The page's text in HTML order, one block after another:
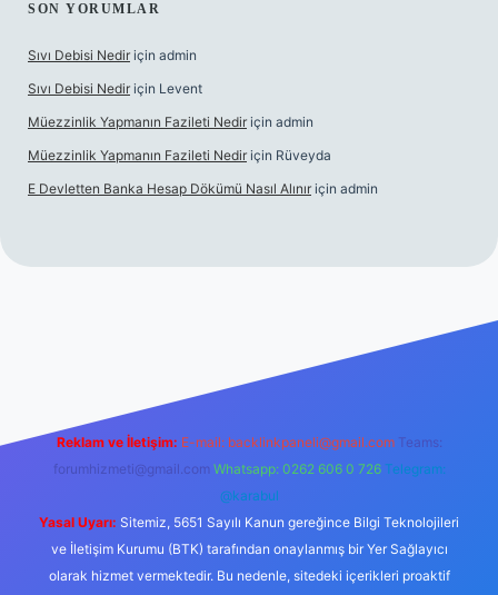
SON YORUMLAR
Sıvı Debisi Nedir için admin
Sıvı Debisi Nedir için Levent
Müezzinlik Yapmanın Fazileti Nedir için admin
Müezzinlik Yapmanın Fazileti Nedir için Rüveyda
E Devletten Banka Hesap Dökümü Nasıl Alınır için admin
Reklam ve İletişim: E-mail: backlinkpaneli@gmail.com Teams:
forumhizmeti@gmail.com Whatsapp: 0262 606 0 726 Telegram:
@karabul
Yasal Uyarı: Sitemiz, 5651 Sayılı Kanun gereğince Bilgi Teknolojileri
ve İletişim Kurumu (BTK) tarafından onaylanmış bir Yer Sağlayıcı
olarak hizmet vermektedir. Bu nedenle, sitedeki içerikleri proaktif